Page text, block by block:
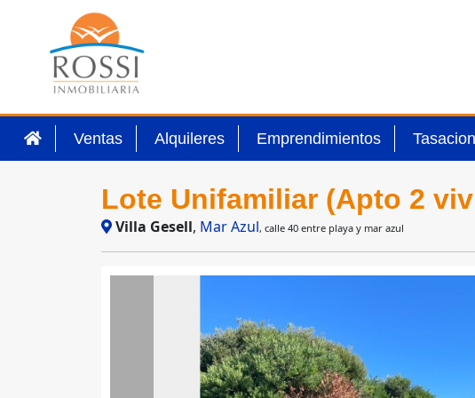
Ventas Alquileres Emprendimientos
Lote Unifamiliar (Apto 2
Villa Gesell, Mar Azul, calle 40 entre playa y mar azul